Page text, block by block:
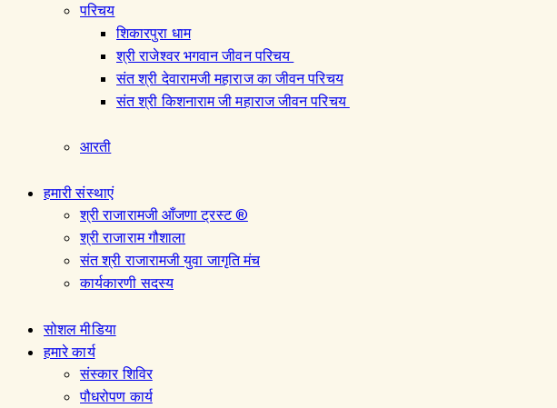
परिचय
शिकारपुरा धाम
श्री राजेश्वर भगवान जीवन परिचय
संत श्री देवारामजी महाराज का जीवन परिचय
संत श्री किशनाराम जी महाराज जीवन परिचय
आरती
हमारी संस्थाएं
श्री राजारामजी आँजणा ट्रस्ट ®
श्री राजाराम गौशाला
संत श्री राजारामजी युवा जागृति मंच
कार्यकारणी सदस्य
सोशल मीडिया
हमारे कार्य
संस्कार शिविर
पौधरोपण कार्य